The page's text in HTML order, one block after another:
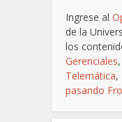
Ingrese al
de la
los
Gerenciales,
Telemática,
pasando